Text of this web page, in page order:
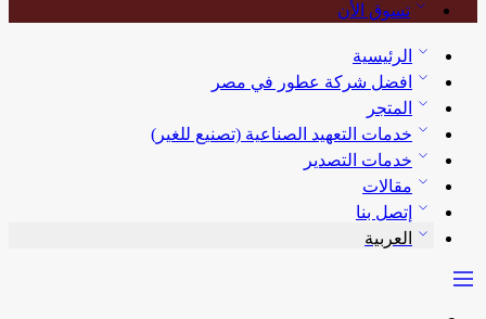
تسوق الأن
الرئيسية
افضل شركة عطور في مصر
المتجر
خدمات التعهيد الصناعية (تصنيع للغير)
خدمات التصدير
مقالات
إتصل بنا
العربية